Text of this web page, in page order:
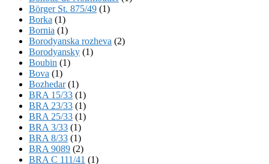
Börger St. 875/49 (1)
Borka (1)
Bornia (1)
Borodyanska rozheva (2)
Borodyansky (1)
Boubin (1)
Bova (1)
Bozhedar(1)
BRA 15/33 (1)
BRA 23/33 (1)
BRA 25/33 (1)
BRA 3/33 (1)
BRA 8/33 (1)
BRA 9089 (2)
BRA C 111/41 (1)